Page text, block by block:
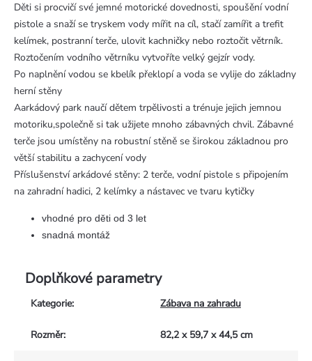
Děti si procvičí své jemné motorické dovednosti, spoušění vodní
pistole a snaží se tryskem vody mířit na cíl, stačí zamířit a trefit
kelímek, postranní terče, ulovit kachničky nebo roztočit větrník.
Roztočením vodního větrníku vytvoříte velký gejzír vody.
Po naplnění vodou se kbelík překlopí a voda se vylije do základny
herní stěny
Aarkádový park naučí dětem trpělivosti a trénuje jejich jemnou
motoriku,společně si tak užijete mnoho zábavných chvil. Zábavné
terče jsou umístěny na robustní stěně se širokou základnou pro
větší stabilitu a zachycení vody
Příslušenství arkádové stěny: 2 terče, vodní pistole s připojením
na zahradní hadici, 2 kelímky a nástavec ve tvaru kytičky
vhodné pro děti od 3 let
snadná montáž
Doplňkové parametry
Kategorie: Zábava na zahradu
Rozměr: 82,2 x 59,7 x 44,5 cm